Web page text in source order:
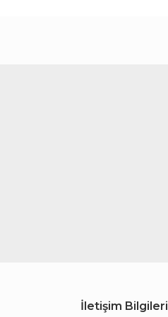
İletişim Bilgileri